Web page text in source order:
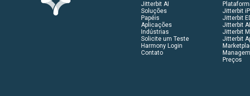
Jitterbit AI
Soluções
Papéis
Aplicações
Indústrias
Solicite um Teste
Harmony Login
Contato
Jitterbit
Jitterbit
Jitterbit
Jitterbit
Jitterbit
Preços